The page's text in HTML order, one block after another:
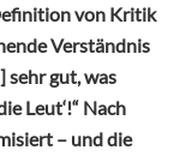
von Kritik
Verständnis
sehr gut, was
Leut‘!“ Nach
– und die